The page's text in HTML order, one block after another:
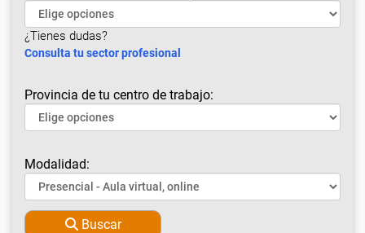
¿Tienes dudas?
Consulta tu sector profesional
Provincia de tu centro de trabajo:
Modalidad:
Buscar